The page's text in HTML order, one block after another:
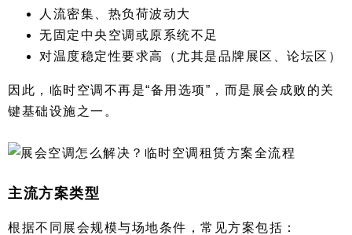
人流密集、热负荷波动大
无固定中央空调或原系统不足
对温度稳定性要求高（尤其是品牌展区、论坛区）
因此，临时空调不再是“备用选项”，而是展会成败的关
键基础设施之一。
主流方案类型
根据不同展会规模与场地条件，常见方案包括：